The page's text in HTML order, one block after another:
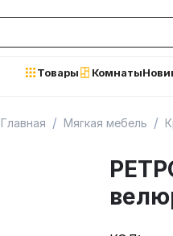
Товары Комнаты
Главная / Мягкая мебель /